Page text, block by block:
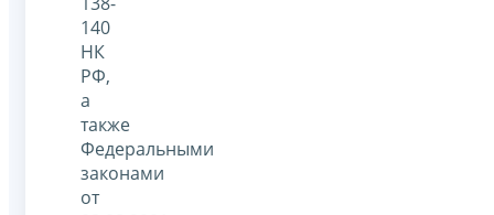
140
НК
РФ,
а
также
Федеральными
законами
от